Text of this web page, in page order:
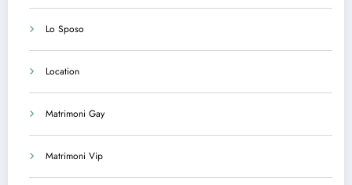
Lo Sposo
Location
Matrimoni Gay
Matrimoni Vip